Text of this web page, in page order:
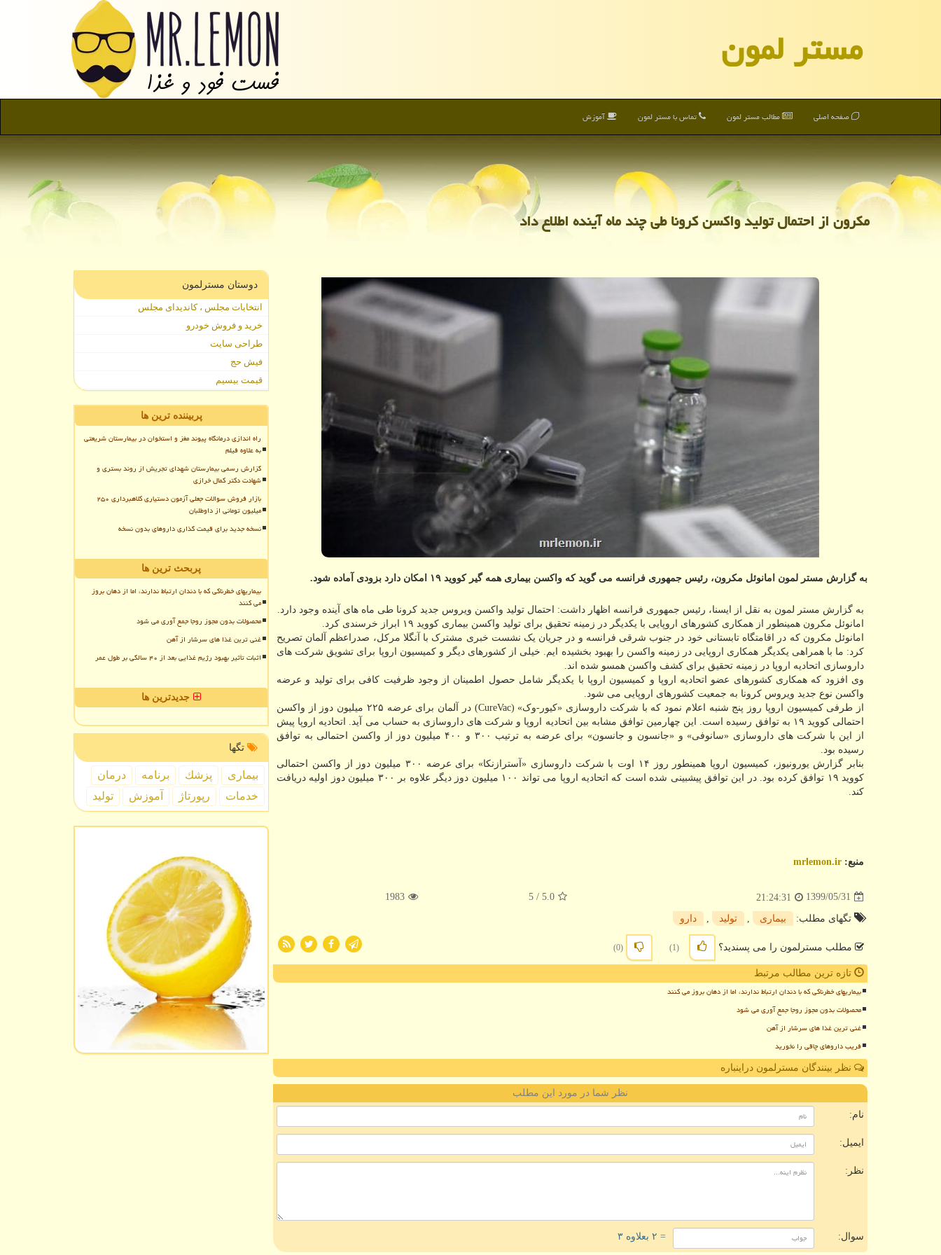
مستر لمون
صفحه اصلی مطالب مستر لمون تماس با مستر لمون آموزش
مكرون از احتمال تولید واكسن كرونا طی چند ماه آینده اطلاع داد
به گزارش مستر لمون امانوئل مكرون، رئیس جمهوری فرانسه می گوید كه واكسن بیماری همه گیر كووید ۱۹ امكان دارد بزودی آماده شود.
به گزارش مستر لمون به نقل از ایسنا، رئیس جمهوری فرانسه اظهار داشت: احتمال تولید واکسن ویروس جدید کرونا طی ماه های آینده وجود دارد.
امانوئل مکرون همینطور از همکاری کشورهای اروپایی با یکدیگر در زمینه تحقیق برای تولید واکسن بیماری کووید ۱۹ ابراز خرسندی کرد.
امانوئل مکرون که در اقامتگاه تابستانی خود در جنوب شرقی فرانسه و در جریان یک نشست خبری مشترک با آنگلا مرکل، صدراعظم آلمان تصریح
کرد: ما با همراهی یکدیگر همکاری اروپایی در زمینه واکسن را بهبود بخشیده ایم. خیلی از کشورهای دیگر و کمیسیون اروپا برای تشویق شرکت های
داروسازی اتحادیه اروپا در زمینه تحقیق برای کشف واکسن همسو شده اند.
وی افزود که همکاری کشورهای عضو اتحادیه اروپا و کمیسیون اروپا با یکدیگر شامل حصول اطمینان از وجود ظرفیت کافی برای تولید و عرضه
واکسن نوع جدید ویروس کرونا به جمعیت کشورهای اروپایی می شود.
از طرفی کمیسیون اروپا روز پنج شنبه اعلام نمود که با شرکت داروسازی «کیور-وک» (CureVac) در آلمان برای عرضه ۲۲۵ میلیون دوز از واکسن
احتمالی کووید ۱۹ به توافق رسیده است. این چهارمین توافق مشابه بین اتحادیه اروپا و شرکت های داروسازی به حساب می آید. اتحادیه اروپا پیش
از این با شرکت های داروسازی «سانوفی» و «جانسون و جانسون» برای عرضه به ترتیب ۳۰۰ و ۴۰۰ میلیون دوز از واکسن احتمالی به توافق
رسیده بود.
بنابر گزارش یورونیوز، کمیسیون اروپا همینطور روز ۱۴ اوت با شرکت داروسازی «آسترازنکا» برای عرضه ۳۰۰ میلیون دوز از واکسن احتمالی
کووید ۱۹ توافق کرده بود. در این توافق پیشبینی شده است که اتحادیه اروپا می تواند ۱۰۰ میلیون دوز دیگر علاوه بر ۳۰۰ میلیون دوز اولیه دریافت
کند.
منبع: mrlemon.ir
1399/05/31
21:24:31
5.0
/ 5
1983
تگهای مطلب: بیماری تولید دارو
مطلب مسترلمون را می پسندید؟ (1)
(0)
تازه ترین مطالب مرتبط
بیماریهای خطرناکی که با دندان ارتباط ندارند، اما از دهان بروز می کنند
محصولات بدون مجوز روجا جمع آوری می شود
غنی ترین غذا های سرشار از آهن
فریب داروهای چاقی را نخورید
نظر بینندگان مسترلمون دراینباره
نظر شما در مورد این مطلب
نام:
ایمیل:
نظر:
سوال: = ۲ بعلاوه ۳
دوستان مسترلمون
انتخابات مجلس ، کاندیدای مجلس
خرید و فروش خودرو
طراحی سایت
فیش حج
قیمت بیسیم
پربیننده ترین ها
راه اندازی درمانگاه پیوند مغز و استخوان در بیمارستان شریعتی
به علاوه فیلم
گزارش رسمی بیمارستان شهدای تجریش از روند بستری و
شهادت دکتر کمال خرازی
بازار فروش سوالات جعلی آزمون دستیاری کلاهبرداری ۲۵۰
میلیون تومانی از داوطلبان
نسخه جدید برای قیمت گذاری داروهای بدون نسخه
پربحث ترین ها
بیماریهای خطرناکی که با دندان ارتباط ندارند، اما از دهان بروز
می کنند
محصولات بدون مجوز روجا جمع آوری می شود
غنی ترین غذا های سرشار از آهن
اثبات تأثیر بهبود رژیم غذایی بعد از ۴۰ سالگی بر طول عمر
جدیدترین ها
تگها
بیماری پزشك برنامه
درمان
خدمات
رپورتاژ آموزش تولید